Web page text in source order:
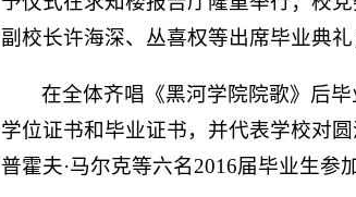
副校长许海深、丛喜权等出席毕业典
在全体齐唱《黑河学院院歌》后
学位证书和毕业证书，并代表学校对
普霍夫·马尔克等六名2016届毕业生参